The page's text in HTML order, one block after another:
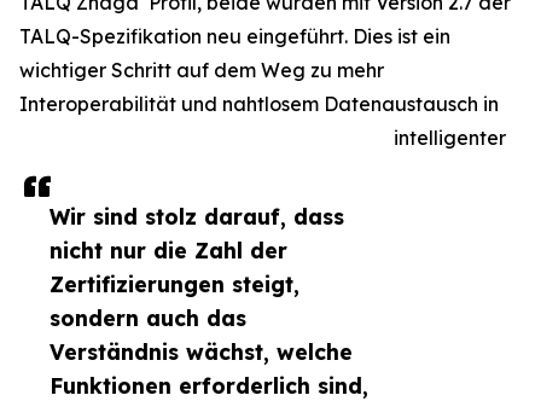
Wir sind stolz darauf, dass
nicht nur die Zahl der
Zertifizierungen steigt,
sondern auch das
Verständnis wächst, welche
Funktionen erforderlich sind,
TALQ-Spezifikation neu eingeführt. Dies ist ein
wichtiger Schritt auf dem Weg zu mehr
Interoperabilität und nahtlosem Datenaustausch in
intelligenter